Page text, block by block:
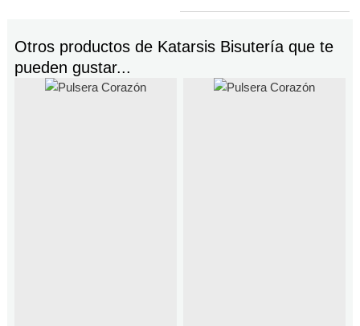
Otros productos de Katarsis Bisuteríaque te
pueden gustar...